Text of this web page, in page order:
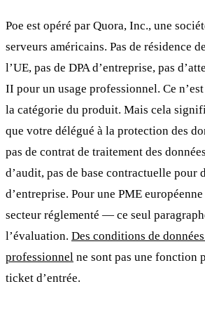
Poe est opéré par Quora, Inc., une
serveurs américains. Pas de résidence
l’UE, pas de DPA d’entreprise, pas
II pour un usage professionnel. Ce
la catégorie du produit. Mais cela
que votre délégué à la protection des
pas de contrat de traitement des
d’audit, pas de base contractuelle pour
d’entreprise. Pour une PME
secteur réglementé — ce seul
l’évaluation. Des conditions de
professionnel ne sont pas une fonction
ticket d’entrée.